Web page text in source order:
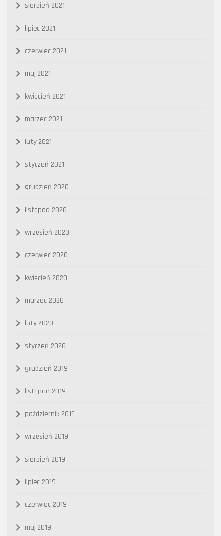
sierpień 2021
lipiec 2021
czerwiec 2021
maj 2021
kwiecień 2021
marzec 2021
luty 2021
styczeń 2021
grudzień 2020
listopad 2020
wrzesień 2020
czerwiec 2020
kwiecień 2020
marzec 2020
luty 2020
styczeń 2020
grudzień 2019
listopad 2019
październik 2019
wrzesień 2019
sierpień 2019
lipiec 2019
czerwiec 2019
maj 2019